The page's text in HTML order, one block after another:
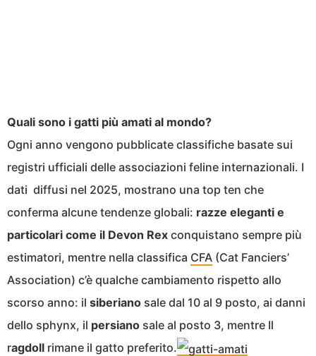
Quali sono i gatti più amati al mondo?
Ogni anno vengono pubblicate classifiche basate sui
registri ufficiali delle associazioni feline internazionali. I
dati diffusi nel 2025, mostrano una top ten che
conferma alcune tendenze globali: razze eleganti e
particolari come il Devon Rex conquistano sempre più
estimatori, mentre nella classifica CFA (Cat Fanciers’
Association) c’è qualche cambiamento rispetto allo
scorso anno: il siberiano sale dal 10 al 9 posto, ai danni
dello sphynx, il persiano sale al posto 3, mentre Il
ragdoll rimane il gatto preferito.